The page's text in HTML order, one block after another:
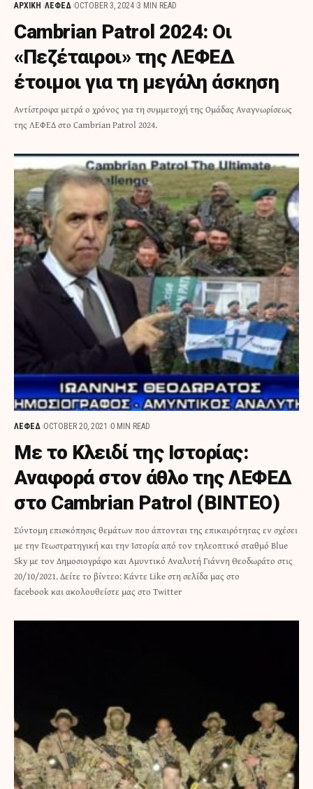
ΑΡΧΙΚΗ ΛΕΦΕΔ OCTOBER 3, 2024 3 MIN READ
Cambrian Patrol 2024: Οι
«Πεζέταιροι» της ΛΕΦΕΔ
έτοιμοι για τη μεγάλη άσκηση
Αντίστροφα μετρά ο χρόνος για τη συμμετοχή της Ομάδας Αναγνωρίσεως
της ΛΕΦΕΔ στο Cambrian Patrol 2024.
ΛΕΦΕΔ OCTOBER 20, 2021 0 MIN READ
Με το Κλειδί της Ιστορίας:
Αναφορά στον άθλο της ΛΕΦΕΔ
στο Cambrian Patrol (ΒΙΝΤΕΟ)
Σύντομη επισκόπησις θεμάτων που άπτονται της επικαιρότητας εν σχέσει
με την Γεωστρατηγική και την Ιστορία από τον τηλεοπτικό σταθμό Blue
Sky με τον Δημοσιογράφο και Αμυντικό Αναλυτή Γιάννη Θεοδωράτο στις
20/10/2021. Δείτε το βίντεο: Κάντε Like στη σελίδα μας στο
facebook και ακολουθείστε μας στο Twitter